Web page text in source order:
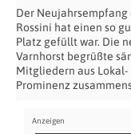
Der
Rossini hat einen so
Platz gefüllt war. Die
Varnhorst begrüßte
Mitgliedern aus
Prominenz